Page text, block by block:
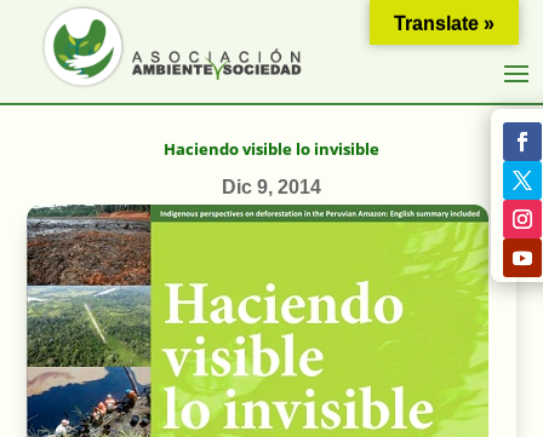
Haciendo visible lo invisible
Dic 9, 2014
Translate »